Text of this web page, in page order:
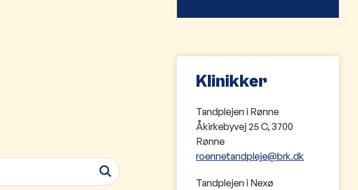
Klinikker
Tandplejen i Rønne
Åkirkebyvej 25 C, 3700
Rønne
roennetandpleje@brk.dk
Tandplejen i Nexø